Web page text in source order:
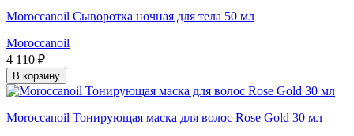
Moroccanoil Сыворотка ночная для тела 50 мл
Moroccanoil
4 110 ₽
В корзину
Moroccanoil Тонирующая маска для волос Rose Gold 30 мл